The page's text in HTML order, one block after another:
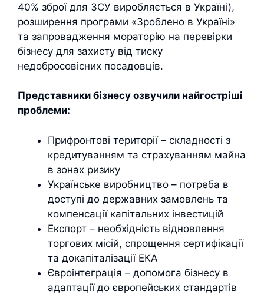
40% зброї для ЗСУ виробляється в Україні),
розширення програми «Зроблено в Україні»
та запровадження мораторію на перевірки
бізнесу для захисту від тиску
недобросовісних посадовців.
Представники бізнесу озвучили найгостріші
проблеми:
Прифронтові території – складності з
кредитуванням та страхуванням майна
в зонах ризику
Українське виробництво – потреба в
доступі до державних замовлень та
компенсації капітальних інвестицій
Експорт – необхідність відновлення
торгових місій, спрощення сертифікації
та докапіталізації ЕКА
Євроінтеграція – допомога бізнесу в
адаптації до європейських стандартів